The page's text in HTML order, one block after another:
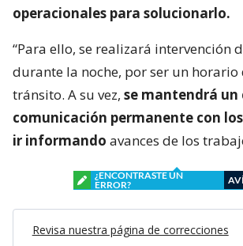
operacionales para solucionarlo.
“Para ello, se realizará intervención
durante la noche, por ser un horario
tránsito. A su vez, se mantendrá un
comunicación permanente con
ir informando avances de los
¿ENCONTRASTE UN
ERROR?
Revisa nuestra página de correcciones